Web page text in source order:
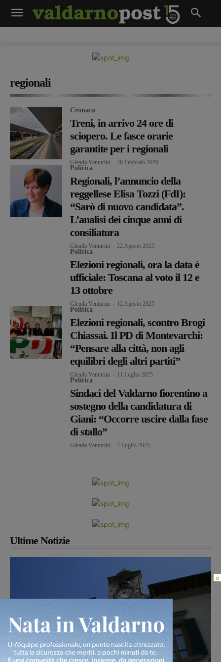
regionali
Cronaca
Treni, in arrivo 24 ore di
sciopero. Le fasce orarie
garantite per i regionali
Glenda Venturini 26 Febbraio 2026
Politica
Regionali, l’annuncio della
reggellese Elisa Tozzi (FdI):
“Sarò di nuovo candidata”.
L’analisi dei cinque anni di
consiliatura
Glenda Venturini 22 Agosto 2025
Politica
Elezioni regionali, ora la data è
ufficiale: Toscana al voto il 12 e
13 ottobre
Glenda Venturini 12 Agosto 2025
Politica
Elezioni regionali, scontro Brogi
Chiassai. Il PD di Montevarchi:
“Pensare alla città, non agli
equilibri degli altri partiti”
Glenda Venturini 11 Luglio 2025
Politica
Sindaci del Valdarno fiorentino a
sostegno della candidatura di
Giani: “Occorre uscire dalla fase
di stallo”
Glenda Venturini 7 Luglio 2025
Ultime Notizie
×